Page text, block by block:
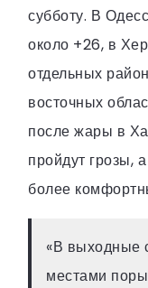
субботу. В
около +26, в
отдельных
восточных
после жары в
пройдут грозы,
более
«В выходные
местами